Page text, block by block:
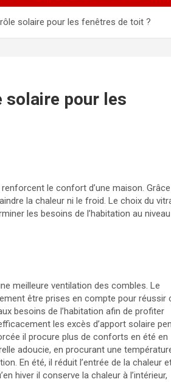
solaire pour les fenêtres de toit ?
solaire pour les
le confort d’une maison.
la chaleur ni le froid. Le choix du
les besoins de l’habitation au
meilleure ventilation des combles. Le
être prises en compte pour réussir
besoins de l’habitation afin de profiter
les excès d’apport solaire
il procure plus de conforts en été en
adoucie, en procurant une
En été, il réduit l’entrée de la chaleur
hiver il conserve la chaleur à l’intérieur,